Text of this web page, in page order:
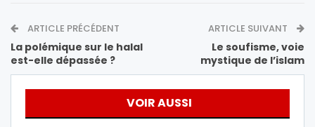
ARTICLE PRÉCÉDENT
La polémique sur le halal
est-elle dépassée ?
ARTICLE SUIVANT
Le soufisme, voie
mystique de l’islam
VOIR AUSSI